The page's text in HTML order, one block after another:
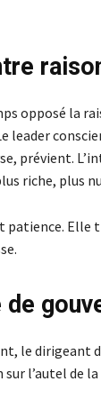
opposé la
leader
prévient.
riche, plus
Elle
le dirigeant
l’autel de